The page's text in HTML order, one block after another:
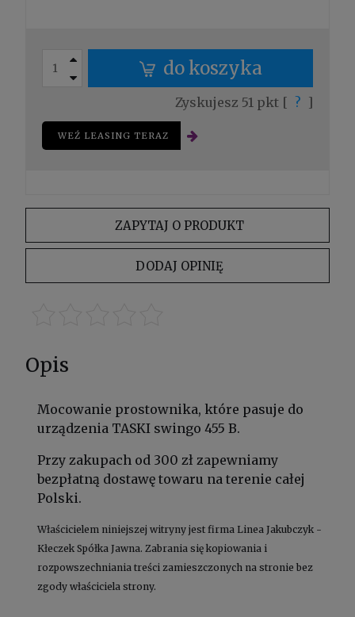
do koszyka
Zyskujesz 51pkt [ ? ]
WEŹ LEASING TERAZ
ZAPYTAJ O PRODUKT
DODAJ OPINIĘ
Opis
Mocowanie prostownika, które pasuje do
urządzenia TASKI swingo 455 B.
Przy zakupach od 300 zł zapewniamy
bezpłatną dostawę towaru na terenie całej
Polski.
Właścicielem niniejszej witryny jest firma Linea Jakubczyk -
Kłeczek Spółka Jawna. Zabrania się kopiowania i
rozpowszechniania treści zamieszczonych na stronie bez
zgody właściciela strony.